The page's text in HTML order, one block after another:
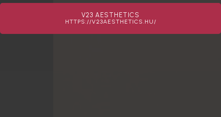
V23 AESTHETICS
HTTPS://V23AESTHETICS.HU/